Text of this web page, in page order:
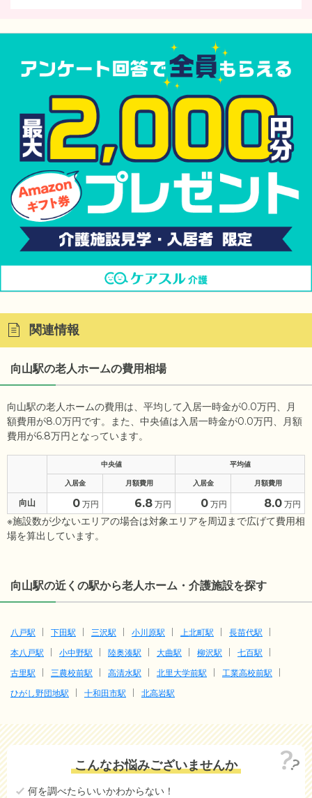
関連情報
向山駅の老人ホームの費用相場
向山駅の老人ホームの費用は、平均して入居一時金が0.0万円、月
額費用が8.0万円です。また、中央値は入居一時金が0.0万円、月額
費用が6.8万円となっています。
中央値 平均値
入居金 月額費用 入居金 月額費用
向山 0 万円 6.8 万円 0 万円 8.0 万円
※施設数が少ないエリアの場合は対象エリアを周辺まで広げて費用相
場を算出しています。
向山駅の近くの駅から老人ホーム・介護施設を探す
八戸駅 下田駅 三沢駅 小川原駅 上北町駅
長苗代駅
本八戸駅
小中野駅 陸奥湊駅 大曲駅 柳沢駅
七百駅
古里駅
三農校前駅 高清水駅 北里大学前駅
工業高校前駅
ひがし野団地駅
十和田市駅 北高岩駅
こんなお悩みございませんか
何を調べたらいいかわからない！